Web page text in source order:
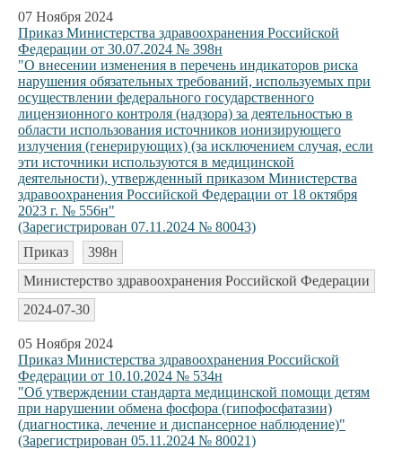
07 Ноября 2024
Приказ Министерства здравоохранения Российской
Федерации от 30.07.2024 № 398н
"О внесении изменения в перечень индикаторов риска
нарушения обязательных требований, используемых при
осуществлении федерального государственного
лицензионного контроля (надзора) за деятельностью в
области использования источников ионизирующего
излучения (генерирующих) (за исключением случая, если
эти источники используются в медицинской
деятельности), утвержденный приказом Министерства
здравоохранения Российской Федерации от 18 октября
2023 г. № 556н"
(Зарегистрирован 07.11.2024 № 80043)
Приказ
398н
Министерство здравоохранения Российской Федерации
2024-07-30
05 Ноября 2024
Приказ Министерства здравоохранения Российской
Федерации от 10.10.2024 № 534н
"Об утверждении стандарта медицинской помощи детям
при нарушении обмена фосфора (гипофосфатазии)
(диагностика, лечение и диспансерное наблюдение)"
(Зарегистрирован 05.11.2024 № 80021)